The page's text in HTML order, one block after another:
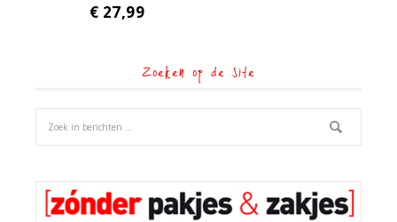
€ 27,99
Zoeken op de site